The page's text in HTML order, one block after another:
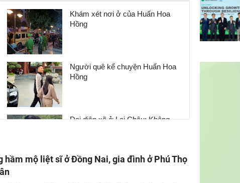
Khám xét nơi ở của Huấn Hoa
Hồng
Người quê kể chuyện Huấn Hoa
Hồng
Đại diện xã ở Lai Châu: Không
hầm mộ liệt sĩ ở Đồng Nai, gia đình ở Phú Thọ